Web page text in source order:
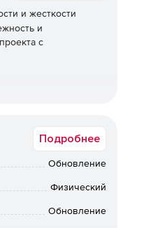
и жесткости
и
с
Подробнее
Обновление
Физический
Обновление